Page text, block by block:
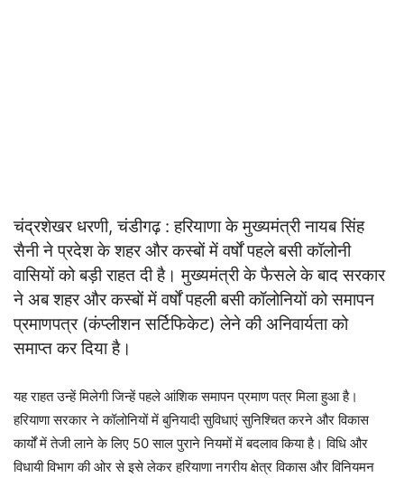
चंद्रशेखर धरणी, चंडीगढ़ : हरियाणा के मुख्यमंत्री नायब सिंह
सैनी ने प्रदेश के शहर और कस्बों में वर्षों पहले बसी कॉलोनी
वासियों को बड़ी राहत दी है। मुख्यमंत्री के फैसले के बाद सरकार
ने अब शहर और कस्बों में वर्षों पहली बसी कॉलोनियों को समापन
प्रमाणपत्र (कंप्लीशन सर्टिफिकेट) लेने की अनिवार्यता को
समाप्त कर दिया है।
यह राहत उन्हें मिलेगी जिन्हें पहले आंशिक समापन प्रमाण पत्र मिला हुआ है।
हरियाणा सरकार ने कॉलोनियों में बुनियादी सुविधाएं सुनिश्चित करने और विकास
कार्यों में तेजी लाने के लिए 50 साल पुराने नियमों में बदलाव किया है। विधि और
विधायी विभाग की ओर से इसे लेकर हरियाणा नगरीय क्षेत्र विकास और विनियमन